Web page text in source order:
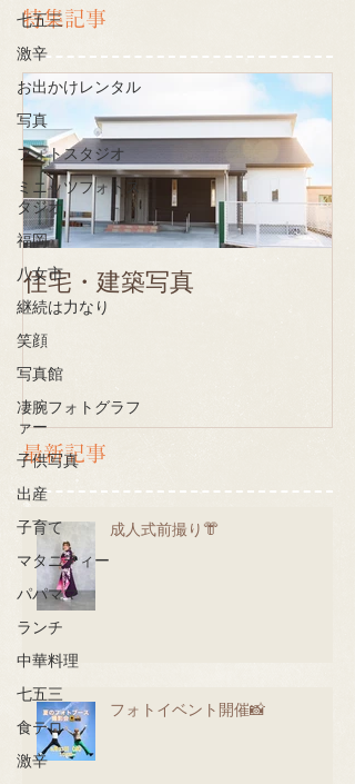
七五三
激辛
お出かけレンタル
写真
フォトスタジオ
ミニッツフォトス
タジオ
福岡
八女市
継続は力なり
笑顔
写真館
凄腕フォトグラフ
ァー
子供写真
出産
子育て
マタニティー
パパママ
ランチ
中華料理
七五三
食テロ
激辛
特集記事
住宅・建築写真
最新記事
成人式前撮り👘
フォトイベント開催📸